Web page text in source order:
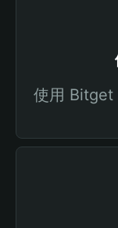
使用 Bitget